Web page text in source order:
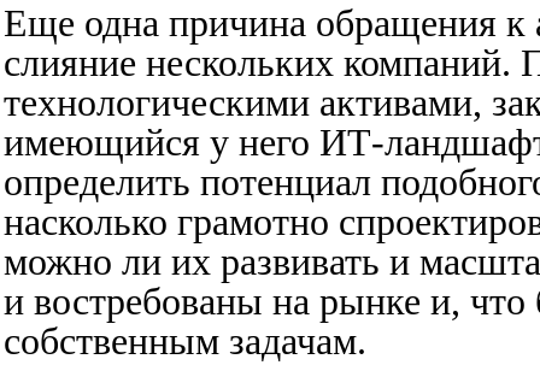
Еще одна причина обращения к
слияние нескольких компаний.
технологическими активами,
имеющийся у него ИТ-
определить потенциал
насколько грамотно
можно ли их развивать и
и востребованы на рынке и,
собственным задачам.